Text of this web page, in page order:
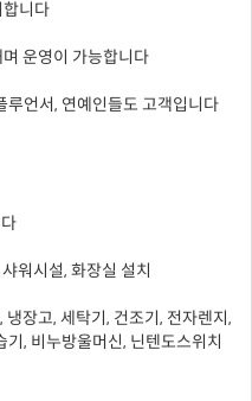
니다
운영이 가능합니다
언서, 연예인들도 고객입니다
워시설, 화장실 설치
장고, 세탁기, 건조기, 전자렌지,
, 비누방울머신, 닌텐도스위치